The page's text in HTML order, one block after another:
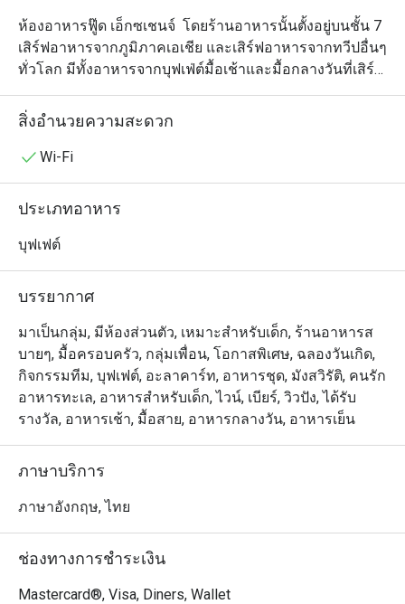
ห้องอาหารฟู๊ด เอ็กซเชนจ์  โดยร้านอาหารนั้นตั้งอยู่บนชั้น 7
เสิร์ฟอาหารจากภูมิภาคเอเชีย และเสิร์ฟอาหารจากทวีปอื่นๆ
ทั่วโลก มีทั้งอาหารจากบุฟเฟ่ต์มื้อเช้าและมื้อกลางวันที่เสิร์ฟ
ทุกๆวันและอาหารตามสั่งจากเมนูหลากหลาย จุดเด่นของ
อาหารอยู่ที่วัตถุดิบที่ผู้มาเยือนจะรู้สึกได้ถึงคุณภาพที่คัดสรร
ปการตกแต่งที่สะท้อนถึงวัฒนธรรมการทานอาหารของไทย
ทำให้รู้สึกเหมือนอยู่ท่ามกลางแสงไฟจากโคมลอย
มีการใช้ไม้ฉลุลวดลายต่างๆและโต๊ะไม้จริงในการใช้สอย
ห้องอาหารให้ดูเก๋ไก๋มีสไตล์มากยิ่งขึ้น
สิ่งอำนวยความสะดวก
Wi-Fi
ประเภทอาหาร
บุฟเฟต์
บรรยากาศ
มาเป็นกลุ่ม, มีห้องส่วนตัว, เหมาะสำหรับเด็ก, ร้านอาหารส
บายๆ, มื้อครอบครัว, กลุ่มเพื่อน, โอกาสพิเศษ, ฉลองวันเกิด,
กิจกรรมทีม, บุฟเฟต์, อะลาคาร์ท, อาหารชุด, มังสวิรัติ, คนรัก
อาหารทะเล, อาหารสำหรับเด็ก, ไวน์, เบียร์, วิวปัง, ได้รับ
รางวัล, อาหารเช้า, มื้อสาย, อาหารกลางวัน, อาหารเย็น
ภาษาบริการ
ภาษาอังกฤษ, ไทย
ช่องทางการชำระเงิน
Mastercard®, Visa, Diners, Wallet